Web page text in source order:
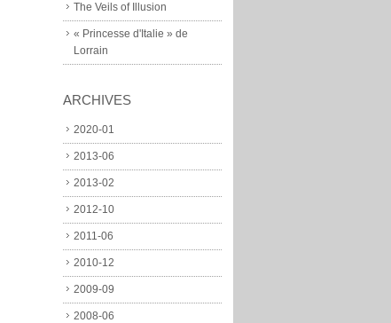
The Veils of Illusion
« Princesse d'Italie » de
Lorrain
ARCHIVES
2020-01
2013-06
2013-02
2012-10
2011-06
2010-12
2009-09
2008-06